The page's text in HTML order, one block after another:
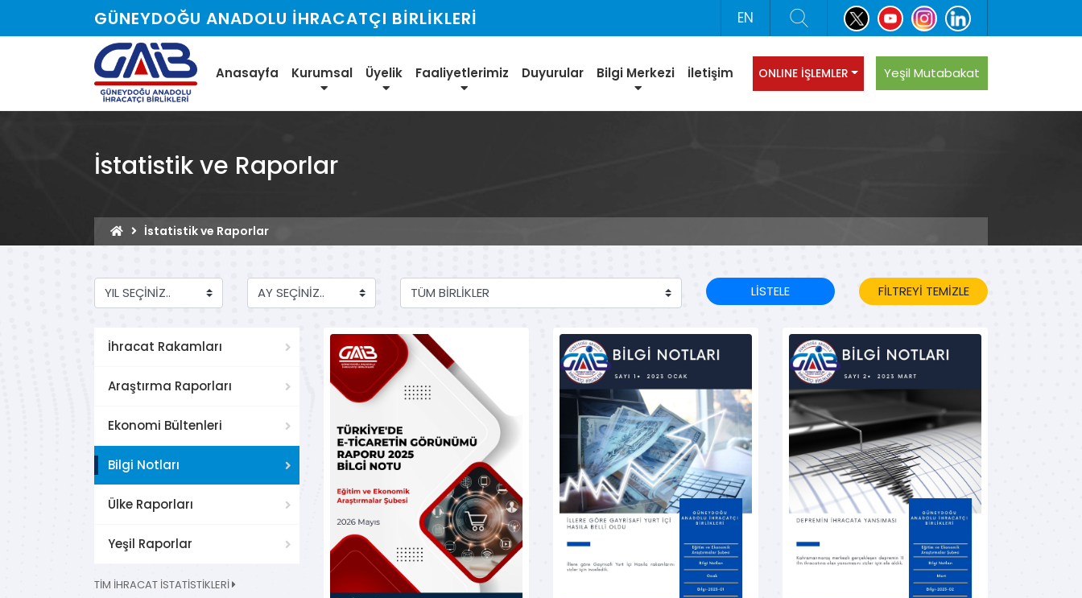
GÜNEYDOĞU ANADOLU İHRACATÇI BİRLİKLERİ EN
Anasayfa Kurumsal Üyelik Faaliyetlerimiz Duyurular Bilgi Merkezi İletişim ONLINE İŞLEMLER Yeşil Mutabakat
İstatistik ve Raporlar
İstatistik ve Raporlar
LİSTELE FİLTREYİ TEMİZLE
İhracat Rakamları
Araştırma Raporları
Ekonomi Bültenleri
Bilgi Notları
Ülke Raporları
Yeşil Raporlar
TİM İHRACAT İSTATİSTİKLERİ